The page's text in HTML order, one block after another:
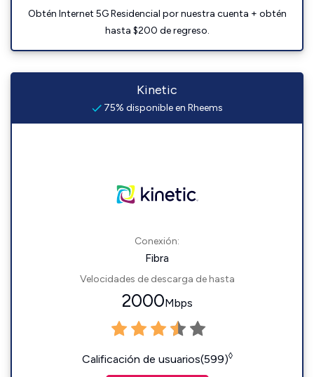
Obtén Internet 5G Residencial por nuestra cuenta + obtén
hasta $200 de regreso.
Kinetic
75% disponible en Rheems
Conexión:
Fibra
Velocidades de descarga de hasta
2000Mbps
Calificación de usuarios(599)◊